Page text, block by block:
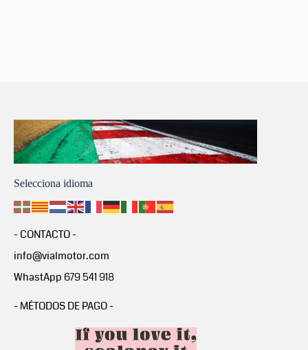
Selecciona idioma
- CONTACTO -
info@vialmotor.com
WhastApp 679 541 918
- MÉTODOS DE PAGO -